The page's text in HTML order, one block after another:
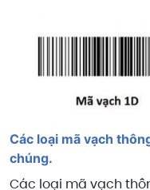
Các loại mã vạch
chúng.
Các loại mã vạch